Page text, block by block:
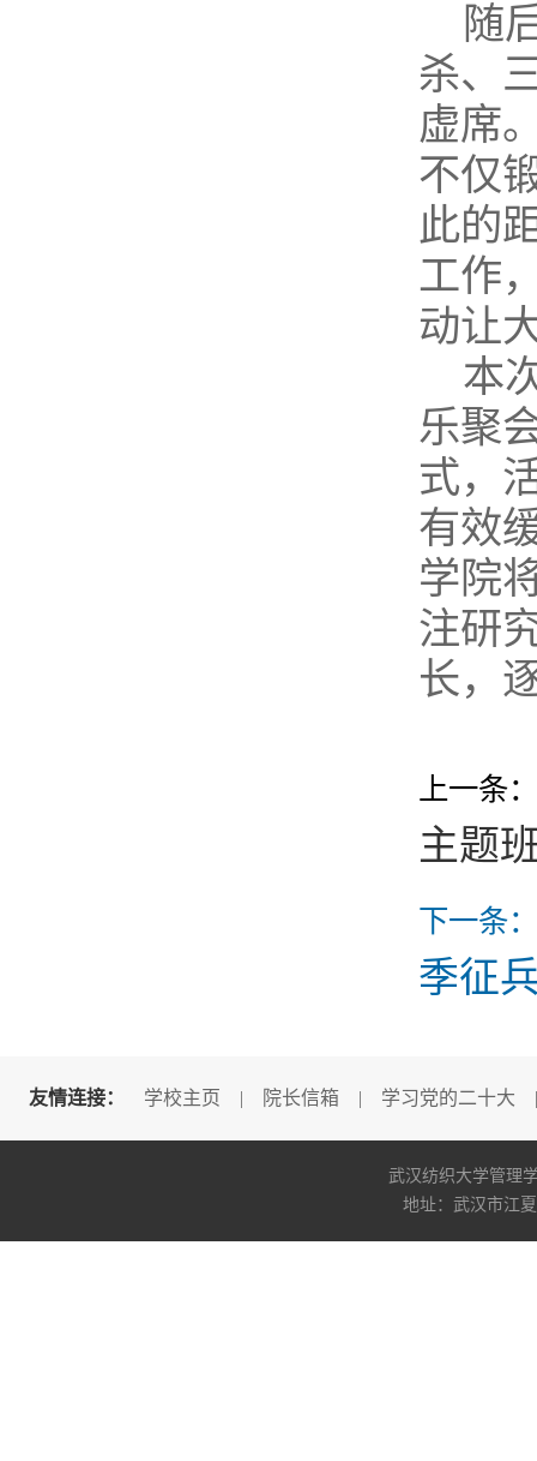
随
杀、
虚席
不仅
此的
工作
动让
本
乐聚
式，
有效
学院
注研
长，
上一条：
主题
下一条：
季征
友情连接： 学校主页 | 院长信箱 | 学习党的二十大 |
武汉纺织大学管理
地址：武汉市江